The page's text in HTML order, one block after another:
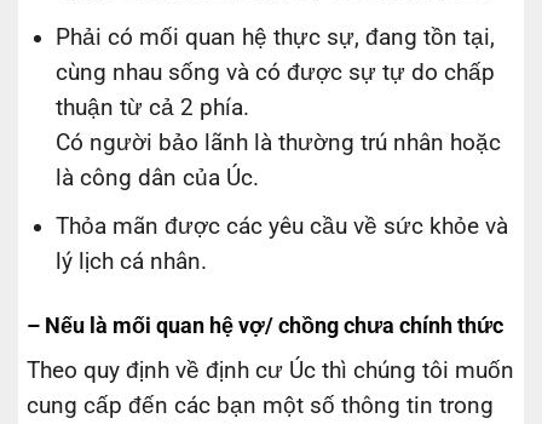
Phải có mối quan hệ thực sự, đang tồn tại,
cùng nhau sống và có được sự tự do chấp
thuận từ cả 2 phía.
Có người bảo lãnh là thường trú nhân hoặc
là công dân của Úc.
Thỏa mãn được các yêu cầu về sức khỏe và
lý lịch cá nhân.
– Nếu là mối quan hệ vợ/ chồng chưa chính thức
Theo quy định về định cư Úc thì chúng tôi muốn
cung cấp đến các bạn một số thông tin trong